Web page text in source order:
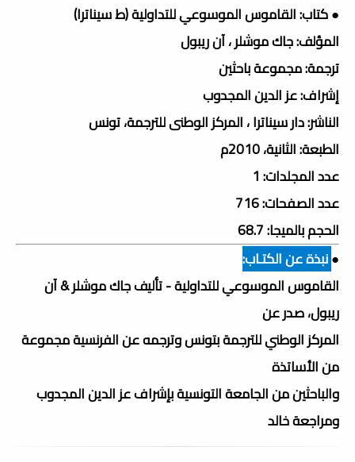
● كتاب: القاموس الموسوعي للتداولية (ط سيناترا)
المؤلف: جاك موشلر ، آن ريبول
ترجمة: مجموعة باحثين
إشراف: عز الدين المجدوب
الناشر: دار سيناترا ، المركز الوطنى للترجمة، تونس
الطبعة: الثانية، 2010م
عدد المجلدات: 1
عدد الصفحات: 716
الحجم بالميجا: 68.7
●نبذة عن الكتـاب:
القاموس الموسوعي للتداولية - تأليف جاك موشلر & آن
ريبول، صدر عن
المركز الوطني للترجمة بتونس وترجمه عن الفرنسية مجموعة
من الأساتذة
والباحثين من الجامعة التونسية بإشراف عز الدين المجدوب
ومراجعة خالد